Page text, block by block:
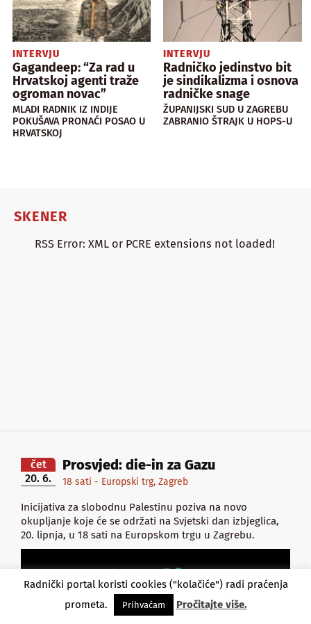
INTERVJU
Gagandeep: “Za rad u
Hrvatskoj agenti traže
ogroman novac”
MLADI RADNIK IZ INDIJE
POKUŠAVA PRONAĆI POSAO U
HRVATSKOJ
INTERVJU
Radničko jedinstvo bit
je sindikalizma i osnova
radničke snage
ŽUPANIJSKI SUD U ZAGREBU
ZABRANIO ŠTRAJK U HOPS-U
SKENER
RSS Error: XML or PCRE extensions not loaded!
čet
20. 6.
Prosvjed: die-in za Gazu
18 sati - Europski trg, Zagreb
Inicijativa za slobodnu Palestinu poziva na novo
okupljanje koje će se održati na Svjetski dan izbjeglica,
20. lipnja, u 18 sati na Europskom trgu u Zagrebu.
Radnički portal koristi cookies ("kolačiće") radi praćenja
prometa.
Prihvaćam Pročitajte više.